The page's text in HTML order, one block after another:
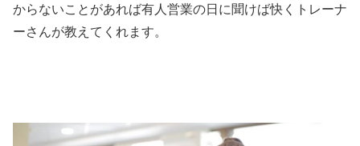
からないことがあれば有人営業の日に聞けば快くトレーナ
ーさんが教えてくれます。